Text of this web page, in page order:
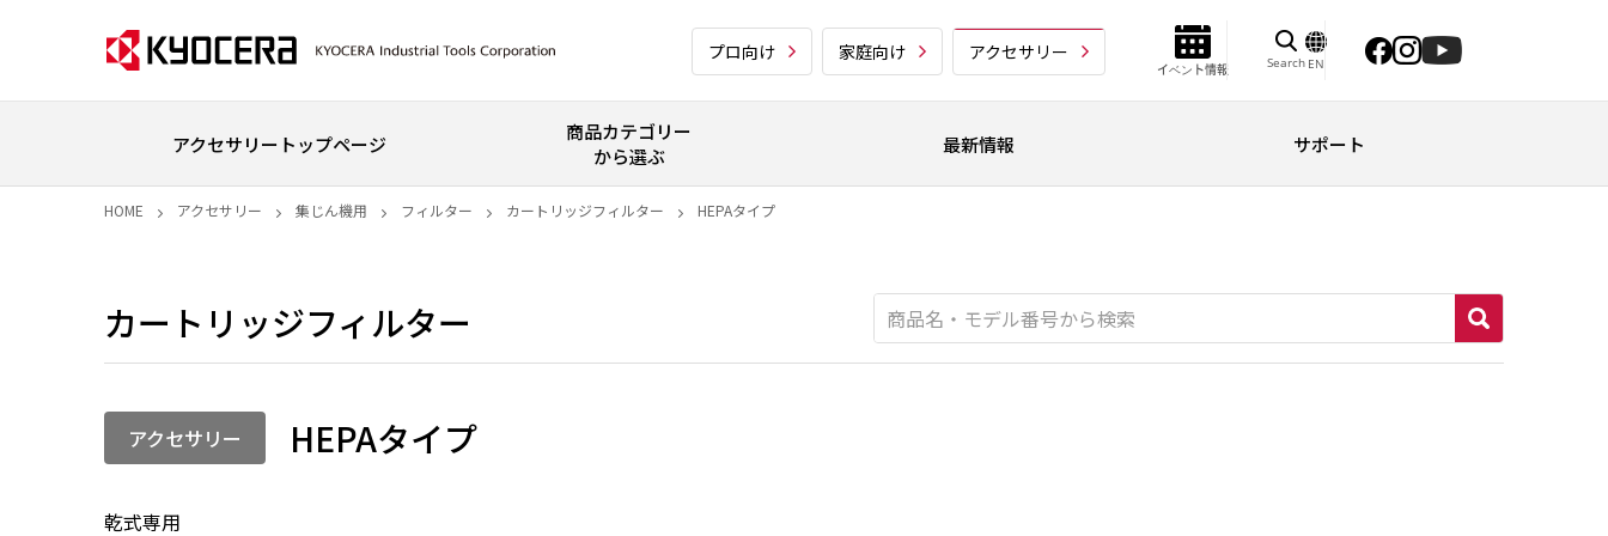
プロ向け 家庭向け アクセサリー
イベント情報 Search EN
アクセサリートップページ
商品カテゴリー
から選ぶ
最新情報 サポート
HOME アクセサリー 集じん機用 フィルター カートリッジフィルター HEPAタイプ
カートリッジフィルター
アクセサリー HEPAタイプ
乾式専用